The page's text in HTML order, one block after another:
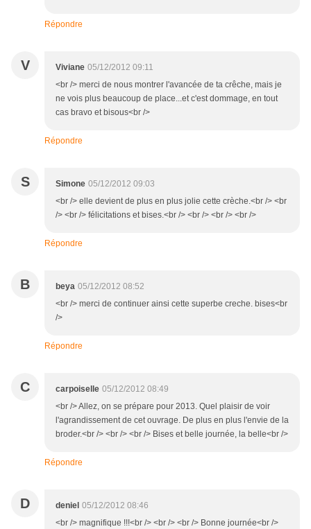
Répondre
V Viviane 05/12/2012 09:11
<br /> merci de nous montrer l'avancée de ta crêche, mais je
ne vois plus beaucoup de place...et c'est dommage, en tout
cas bravo et bisous<br />
Répondre
S Simone 05/12/2012 09:03
<br /> elle devient de plus en plus jolie cette crèche.<br /> <br
/> <br /> félicitations et bises.<br /> <br /> <br /> <br />
Répondre
B beya 05/12/2012 08:52
<br /> merci de continuer ainsi cette superbe creche. bises<br
/>
Répondre
C carpoiselle 05/12/2012 08:49
<br /> Allez, on se prépare pour 2013. Quel plaisir de voir
l'agrandissement de cet ouvrage. De plus en plus l'envie de la
broder.<br /> <br /> <br /> Bises et belle journée, la belle<br />
Répondre
D deniel 05/12/2012 08:46
<br /> magnifique !!!<br /> <br /> <br /> Bonne journée<br />